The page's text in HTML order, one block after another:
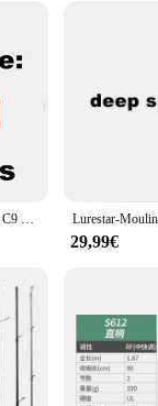
Smooth, reliable
and Performance**
de pêche are not just
The robust
in a trophy
de pêche are not
in ice fishing,
stopping power for a
the Enthusiast**
reels accessible to
your fishing
Lurestar-Moulinet de pêche C9 Baitcasting ultraléger, double bobine, corps en fibre de carbone, 11 + 1bb, ancien guide spécial, 154g
29,99€